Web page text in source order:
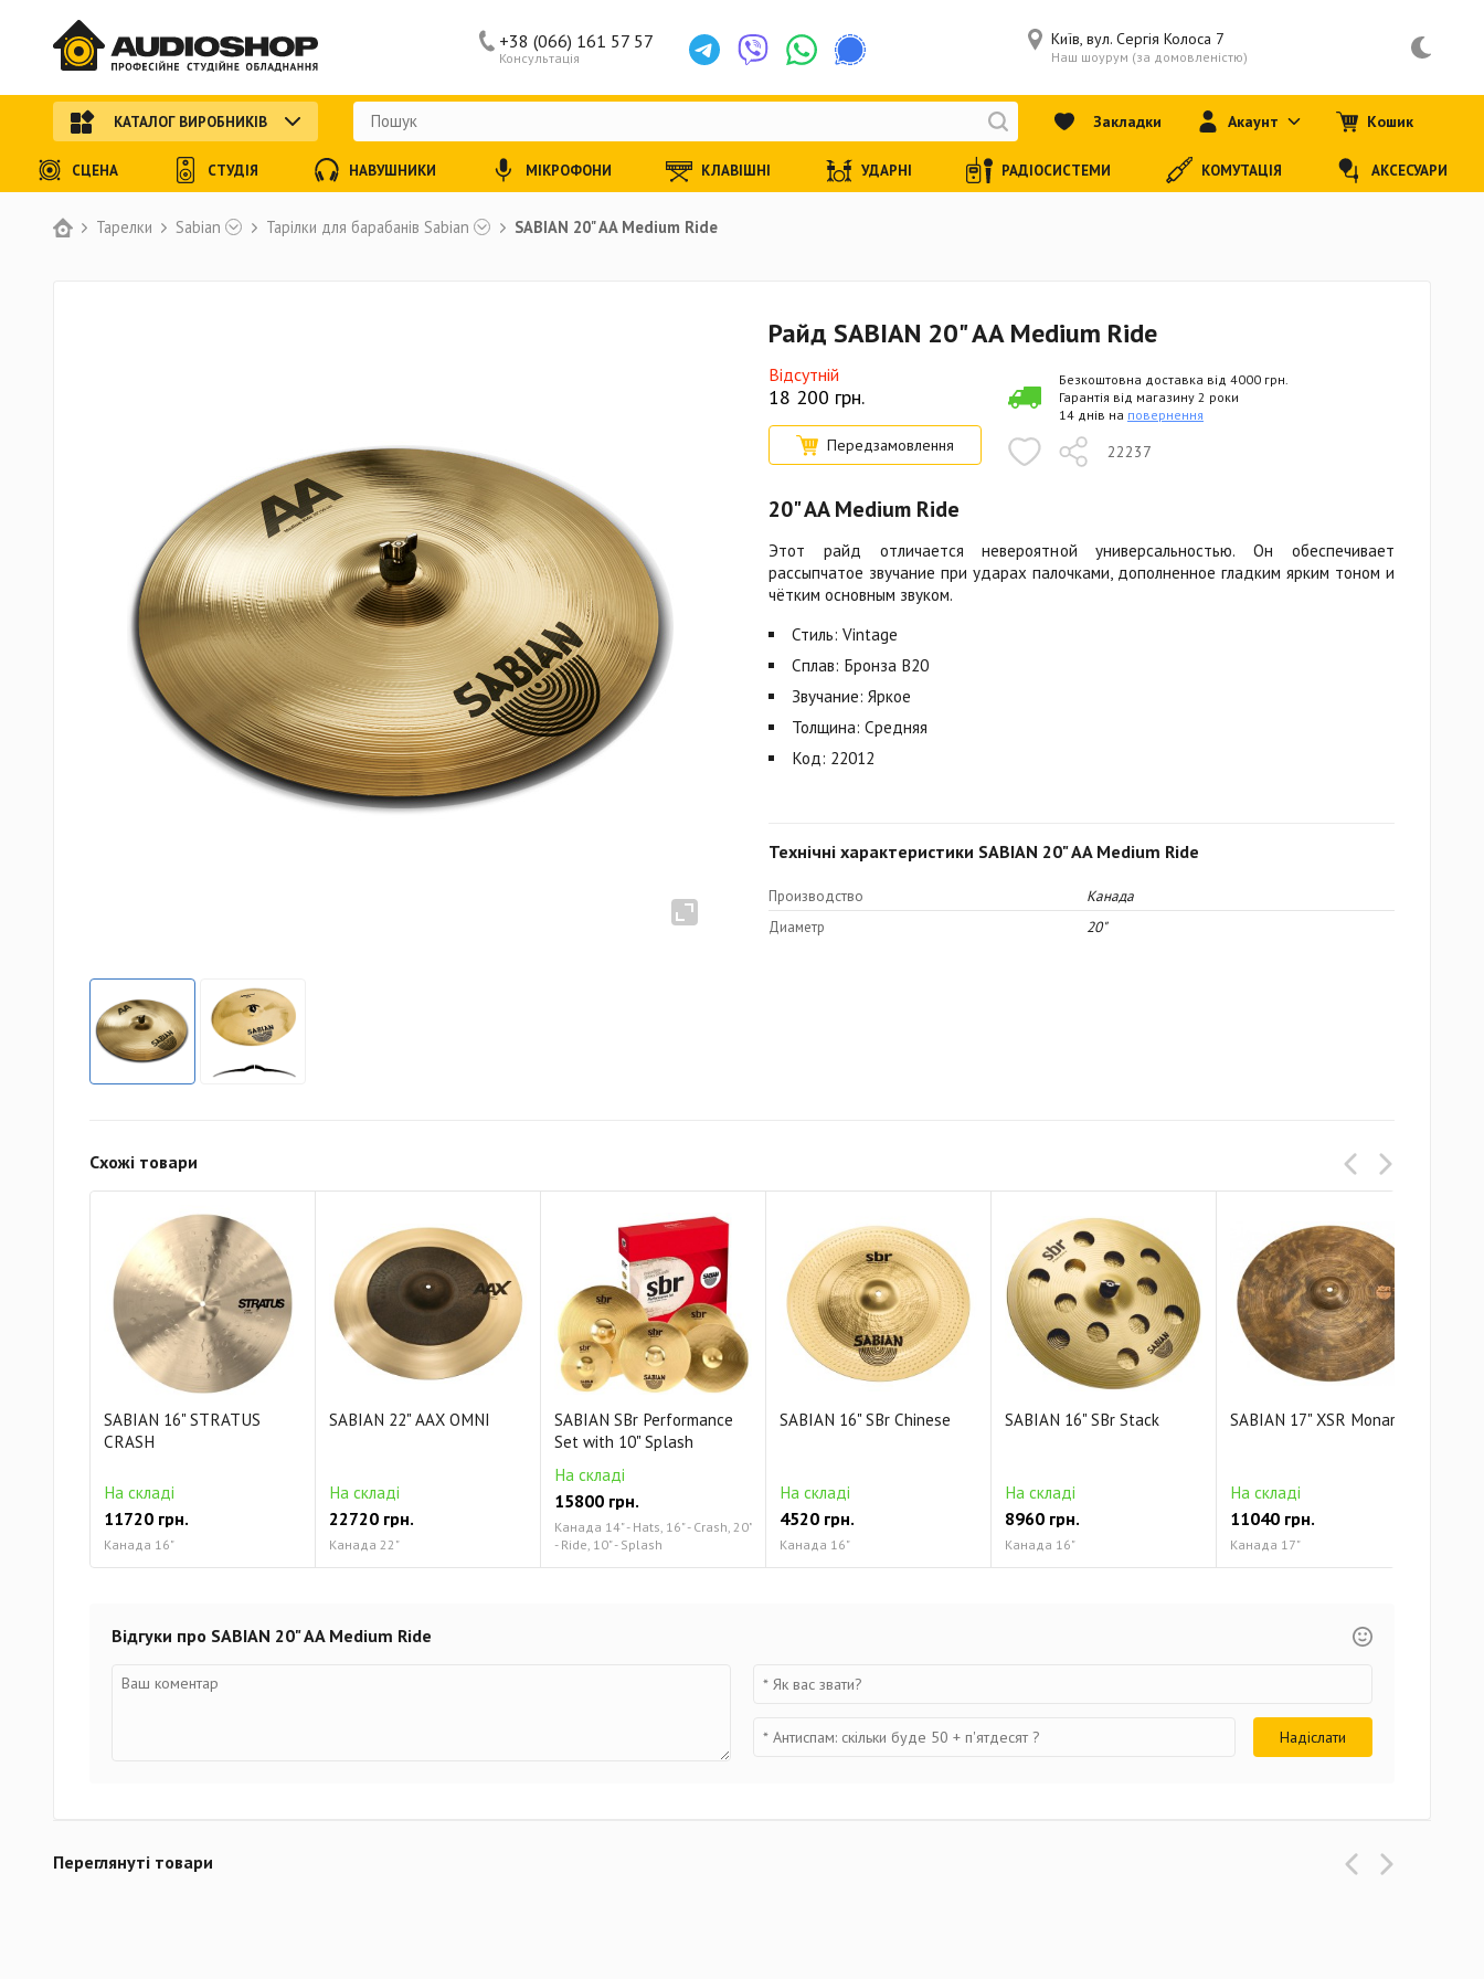
Тарелки Sabian Тарілки для барабанів Sabian SABIAN 20" AA Medium Ride
Райд SABIAN 20" AA Medium Ride
Відсутній
18 200 грн.
Передзамовлення 22237
Безкоштовна доставка від 4000 грн.
Гарантія від магазину 2 роки
14 днів на повернення
20" AA Medium Ride
Этот райд отличается невероятной универсальностью. Он обеспечивает
рассыпчатое звучание при ударах палочками, дополненное гладким ярким тоном и
чётким основным звуком.
Стиль: Vintage
Сплав: Бронза B20
Звучание: Яркое
Толщина: Средняя
Код: 22012
Технічні характеристики SABIAN 20" AA Medium Ride
Производство
Канада
Диаметр
20"
Схожі товари
SABIAN 16" STRATUS
CRASH
На складі
11720 грн.
Канада 16"
SABIAN 22" AAX OMNI
На складі
22720 грн.
Канада 22"
SABIAN SBr Performance
Set with 10" Splash
На складі
15800 грн.
Канада 14" - Hats, 16" - Crash, 20"
- Ride, 10" - Splash
SABIAN 16" SBr Chinese
На складі
4520 грн.
Канада 16"
SABIAN 16" SBr Stack
На складі
8960 грн.
Канада 16"
SABIAN 17" XSR Monarch
На складі
11040 грн.
Канада 17"
Відгуки про SABIAN 20" AA Medium Ride
Переглянуті товари
Консультація
+38 (066) 161 57 57 Київ, вул. Сергія Колоса 7
Наш шоурум (за домовленістю)
КАТАЛОГ ВИРОБНИКІВ Закладки Акаунт Кошик
СЦЕНА СТУДІЯ НАВУШНИКИ МІКРОФОНИ КЛАВІШНІ УДАРНІ РАДІОСИСТЕМИ КОМУТАЦІЯ АКСЕСУАРИ